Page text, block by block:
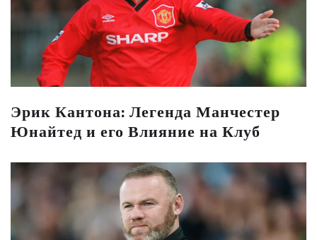
Эрик Кантона: Легенда Манчестер
Юнайтед и его Влияние на Клуб